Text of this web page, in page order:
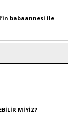
babaannesi ile
MİYİZ?